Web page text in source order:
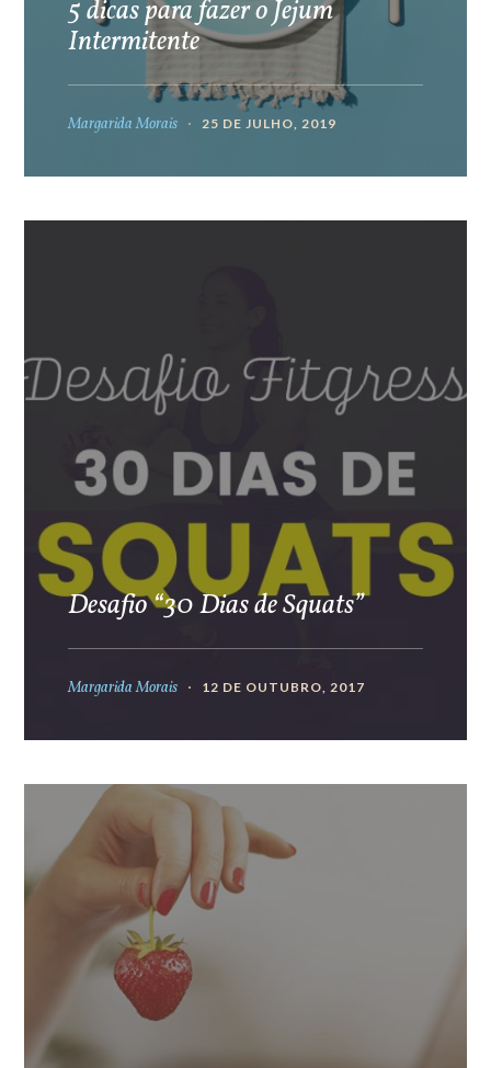
5 dicas para fazer o Jejum
Intermitente
Margarida Morais 25 DE JULHO, 2019
Desafio “30 Dias de Squats”
Margarida Morais 12 DE OUTUBRO, 2017